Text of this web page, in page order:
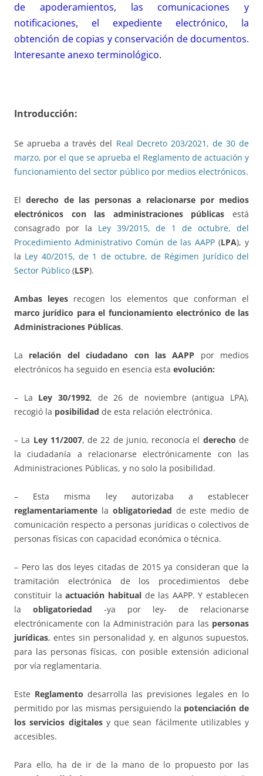
de apoderamientos, las comunicaciones y
notificaciones, el expediente electrónico, la
obtención de copias y conservación de documentos.
Interesante anexo terminológico.
Introducción:
Se aprueba a través del Real Decreto 203/2021, de 30 de
marzo, por el que se aprueba el Reglamento de actuación y
funcionamiento del sector público por medios electrónicos.
Elderecho de las personas a relacionarse por medios
electrónicos con las administraciones públicas está
consagrado por la Ley 39/2015, de 1 de octubre, del
Procedimiento Administrativo Común de las AAPP (LPA), y
la Ley 40/2015, de 1 de octubre, de Régimen Jurídico del
Sector Público (LSP).
Ambas leyes recogen los elementos que conforman el
marco jurídico para el funcionamiento electrónico de las
Administraciones Públicas.
La relación del ciudadano con las AAPP por medios
electrónicos ha seguido en esencia esta evolución:
– La Ley 30/1992, de 26 de noviembre (antigua LPA),
recogió la posibilidad de esta relación electrónica.
– La Ley 11/2007, de 22 de junio, reconocía el derecho de
la ciudadanía a relacionarse electrónicamente con las
Administraciones Públicas, y no solo la posibilidad.
– Esta misma ley autorizaba a establecer
reglamentariamente la obligatoriedad de este medio de
comunicación respecto a personas jurídicas o colectivos de
personas físicas con capacidad económica o técnica.
– Pero las dos leyes citadas de 2015 ya consideran que la
tramitación electrónica de los procedimientos debe
constituir laactuación habitualde las AAPP. Y establecen
la obligatoriedad -ya por ley- de relacionarse
electrónicamente con la Administración para las personas
jurídicas, entes sin personalidad y, en algunos supuestos,
para las personas físicas, con posible extensión adicional
por vía reglamentaria.
Este Reglamento desarrolla las previsiones legales en lo
permitido por las mismas persiguiendo la potenciación de
los servicios digitalesy que sean fácilmente utilizables y
accesibles.
Para ello, ha de ir de la mano de lo propuesto por las